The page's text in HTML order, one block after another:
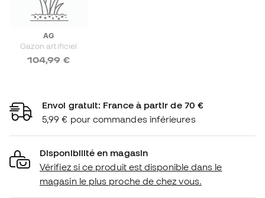
AG
Gazon artificiel
104,99 €
Envoi gratuit: France à partir de 70 €
5,99 € pour commandes inférieures
Disponibilité en magasin
Vérifiez si ce produit est disponible dans le
magasin le plus proche de chez vous.